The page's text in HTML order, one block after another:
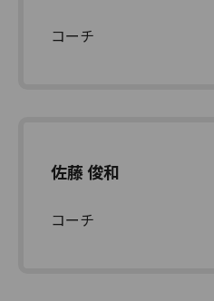
コーチ
佐藤 俊和
コーチ